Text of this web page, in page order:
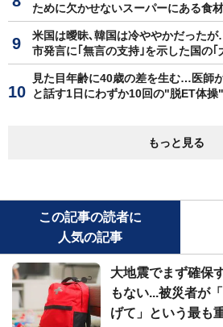
ために欠かせないスーパーにある食
米国は曖昧､韓国は冷ややかだった
市発言に｢無言の支持｣を示した国の｢
見た目年齢に40歳の差を生む…医師
と話す1日にわずか10回の"脱ET体操"
もっと見る
この記事の読者に
人気の記事
大地震でまず確保
もない...被災者が
げて」という最も